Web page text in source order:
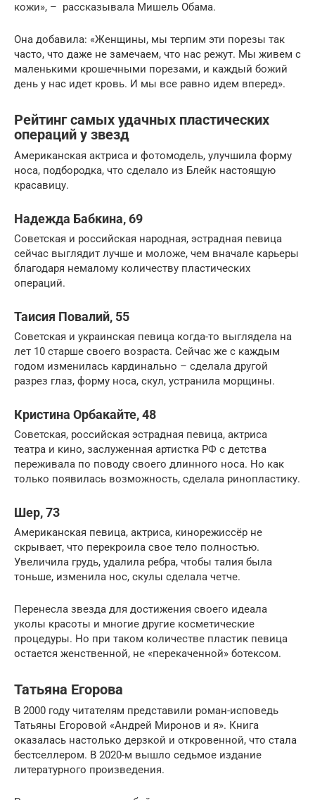
кожи», – рассказывала Мишель Обама.
Она добавила: «Женщины, мы терпим эти порезы так
часто, что даже не замечаем, что нас режут. Мы живем с
маленькими крошечными порезами, и каждый божий
день у нас идет кровь. И мы все равно идем вперед».
Рейтинг самых удачных пластических
операций у звезд
Американская актриса и фотомодель, улучшила форму
носа, подбородка, что сделало из Блейк настоящую
красавицу.
Надежда Бабкина, 69
Советская и российская народная, эстрадная певица
сейчас выглядит лучше и моложе, чем вначале карьеры
благодаря немалому количеству пластических
операций.
Таисия Повалий, 55
Советская и украинская певица когда-то выглядела на
лет 10 старше своего возраста. Сейчас же с каждым
годом изменилась кардинально – сделала другой
разрез глаз, форму носа, скул, устранила морщины.
Кристина Орбакайте, 48
Советская, российская эстрадная певица, актриса
театра и кино, заслуженная артистка РФ с детства
переживала по поводу своего длинного носа. Но как
только появилась возможность, сделала ринопластику.
Шер, 73
Американская певица, актриса, кинорежиссёр не
скрывает, что перекроила свое тело полностью.
Увеличила грудь, удалила ребра, чтобы талия была
тоньше, изменила нос, скулы сделала четче.
Перенесла звезда для достижения своего идеала
уколы красоты и многие другие косметические
процедуры. Но при таком количестве пластик певица
остается женственной, не «перекаченной» ботексом.
Татьяна Егорова
В 2000 году читателям представили роман-исповедь
Татьяны Егоровой «Андрей Миронов и я». Книга
оказалась настолько дерзкой и откровенной, что стала
бестселлером. В 2020-м вышло седьмое издание
литературного произведения.